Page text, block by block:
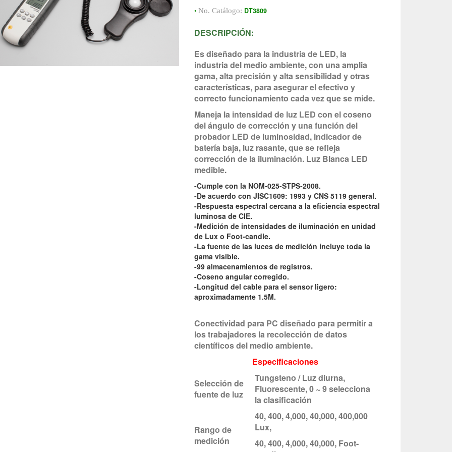
•No. Catálogo: DT3809
DESCRIPCIÓN:
Es diseñado para la industria de LED, la
industria del medio ambiente, con una amplia
gama, alta precisión y alta sensibilidad y otras
características, para asegurar el efectivo y
correcto funcionamiento cada vez que se mide.
Maneja la intensidad de luz LED con el coseno
del ángulo de corrección y una función del
probador LED de luminosidad, indicador de
batería baja, luz rasante, que se refleja
corrección de la iluminación. Luz Blanca LED
medible.
-Cumple con la NOM-025-STPS-2008.
-De acuerdo con JISC1609: 1993 y CNS 5119 general.
-Respuesta espectral cercana a la eficiencia espectral
luminosa de CIE.
-Medición de intensidades de iluminación en unidad
de Lux o Foot-candle.
-La fuente de las luces de medición incluye toda la
gama visible.
-99 almacenamientos de registros.
-Coseno angular corregido.
-Longitud del cable para el sensor ligero:
aproximadamente 1.5M.
Conectividad para PC diseñado para permitir a
los trabajadores la recolección de datos
científicos del medio ambiente.
Especificaciones
Selección de
fuente de luz
Tungsteno / Luz diurna,
Fluorescente, 0 ~ 9 selecciona
la clasificación
Rango de
medición
40, 400, 4,000, 40,000, 400,000
Lux,
40, 400, 4,000, 40,000, Foot-